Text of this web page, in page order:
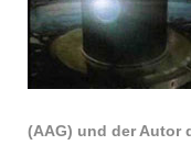
(AAG) und der Autor